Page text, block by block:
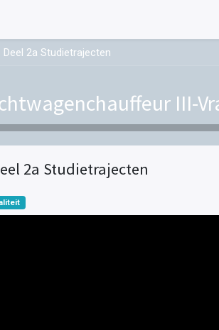
Deel 2a Studietrajecten
III-
2a Studietrajecten